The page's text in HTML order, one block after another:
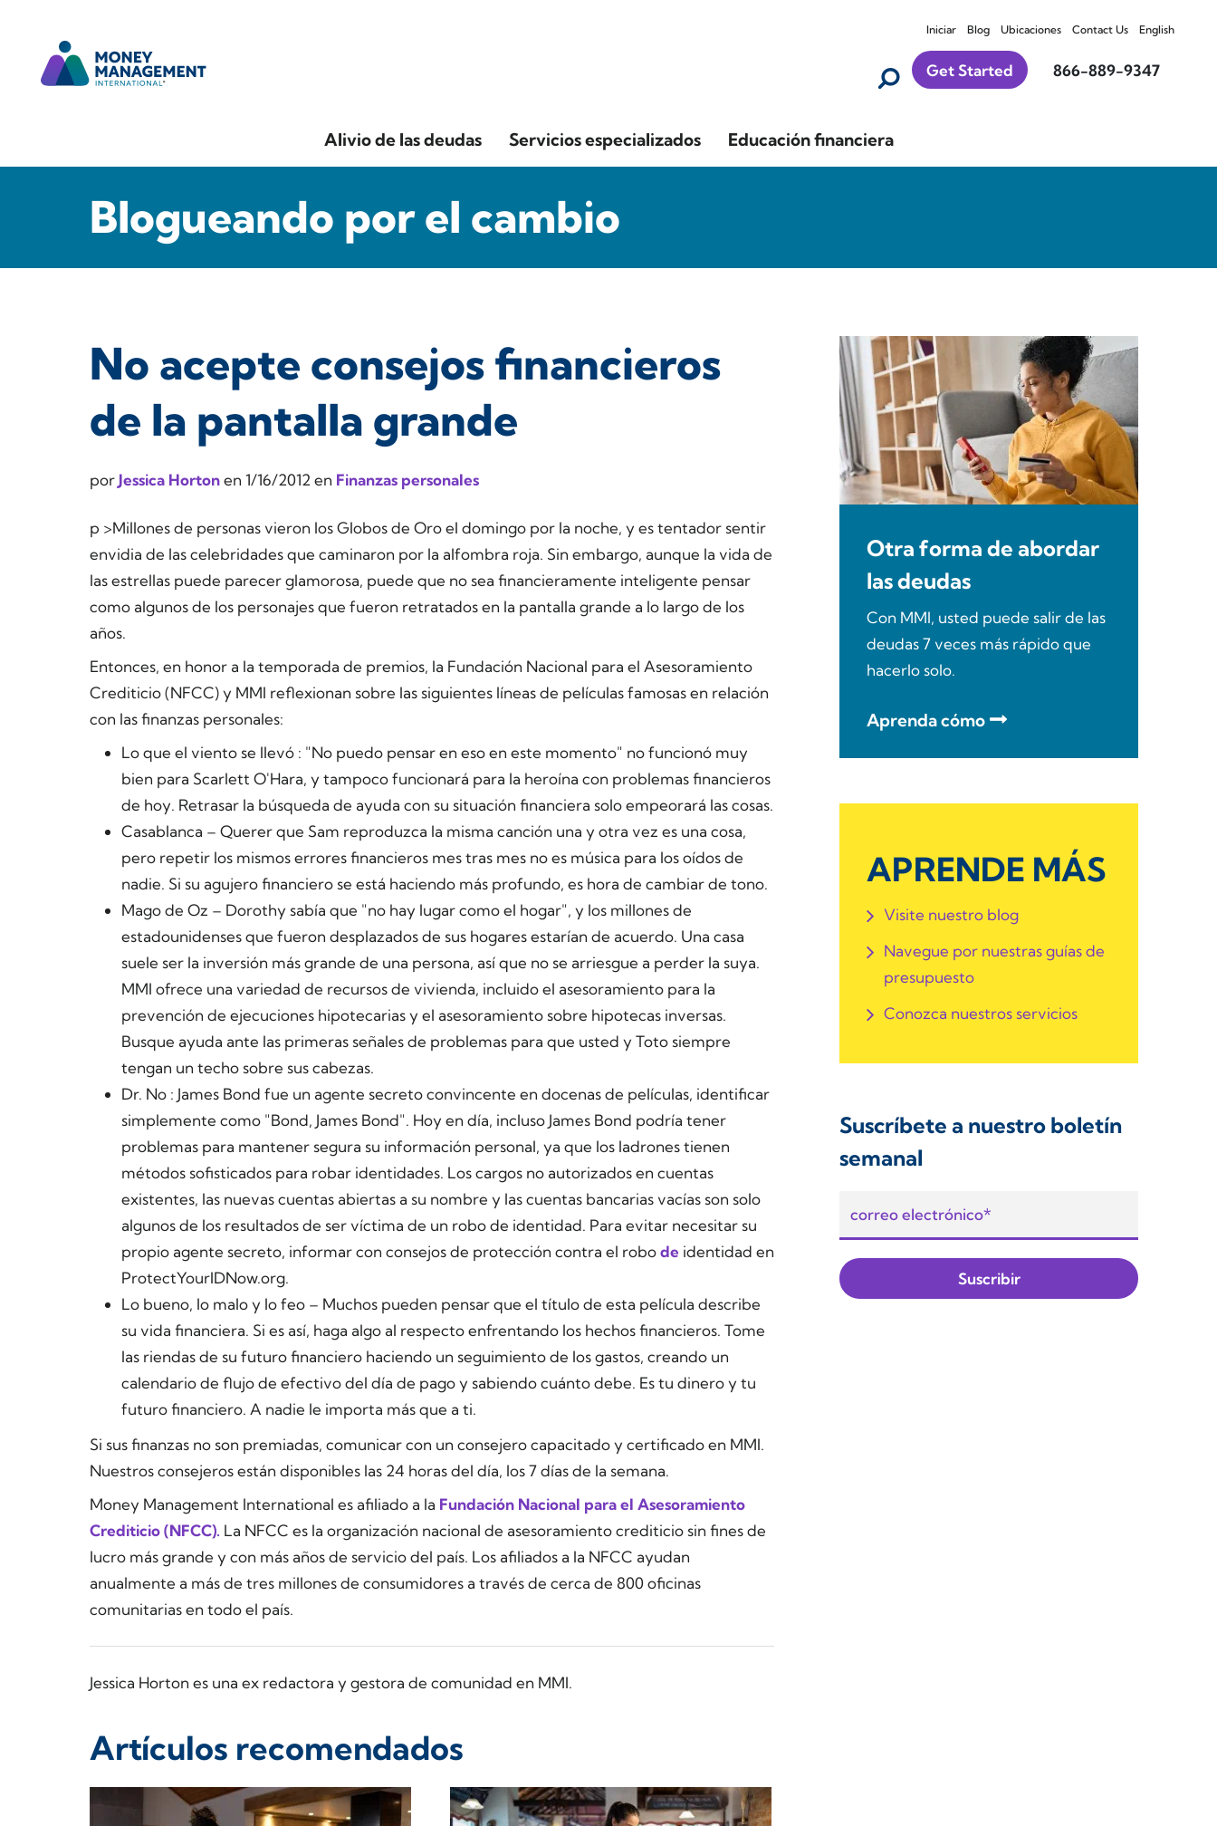
Iniciar Blog Ubicaciones Contact Us English
Get Started 866-889-9347
Alivio de las deudas Servicios especializados Educación financiera
Blogueando por el cambio
No acepte consejos financieros
de la pantalla grande
porJessica Hortonen 1/16/2012 en Finanzas personales
p >Millones de personas vieron los Globos de Oro el domingo por la noche, y es tentador sentir
envidia de las celebridades que caminaron por la alfombra roja. Sin embargo, aunque la vida de
las estrellas puede parecer glamorosa, puede que no sea financieramente inteligente pensar
como algunos de los personajes que fueron retratados en la pantalla grande a lo largo de los
años.
Entonces, en honor a la temporada de premios, la Fundación Nacional para el Asesoramiento
Crediticio (NFCC) y MMI reflexionan sobre las siguientes líneas de películas famosas en relación
con las finanzas personales:
Lo que el viento se llevó : "No puedo pensar en eso en este momento" no funcionó muy
bien para Scarlett O'Hara, y tampoco funcionará para la heroína con problemas financieros
de hoy. Retrasar la búsqueda de ayuda con su situación financiera solo empeorará las cosas.
Casablanca – Querer que Sam reproduzca la misma canción una y otra vez es una cosa,
pero repetir los mismos errores financieros mes tras mes no es música para los oídos de
nadie. Si su agujero financiero se está haciendo más profundo, es hora de cambiar de tono.
Mago de Oz – Dorothy sabía que "no hay lugar como el hogar", y los millones de
estadounidenses que fueron desplazados de sus hogares estarían de acuerdo. Una casa
suele ser la inversión más grande de una persona, así que no se arriesgue a perder la suya.
MMI ofrece una variedad de recursos de vivienda, incluido el asesoramiento para la
prevención de ejecuciones hipotecarias y el asesoramiento sobre hipotecas inversas.
Busque ayuda ante las primeras señales de problemas para que usted y Toto siempre
tengan un techo sobre sus cabezas.
Dr. No : James Bond fue un agente secreto convincente en docenas de películas, identificar
simplemente como "Bond, James Bond". Hoy en día, incluso James Bond podría tener
problemas para mantener segura su información personal, ya que los ladrones tienen
métodos sofisticados para robar identidades. Los cargos no autorizados en cuentas
existentes, las nuevas cuentas abiertas a su nombre y las cuentas bancarias vacías son solo
algunos de los resultados de ser víctima de un robo de identidad. Para evitar necesitar su
propio agente secreto, informar con consejos de protección contra el robode identidad en
ProtectYourIDNow.org.
Lo bueno, lo malo y lo feo – Muchos pueden pensar que el título de esta película describe
su vida financiera. Si es así, haga algo al respecto enfrentando los hechos financieros. Tome
las riendas de su futuro financiero haciendo un seguimiento de los gastos, creando un
calendario de flujo de efectivo del día de pago y sabiendo cuánto debe. Es tu dinero y tu
futuro financiero. A nadie le importa más que a ti.
Si sus finanzas no son premiadas, comunicar con un consejero capacitado y certificado en MMI.
Nuestros consejeros están disponibles las 24 horas del día, los 7 días de la semana.
Money Management International es afiliado a la Fundación Nacional para el Asesoramiento
Crediticio (NFCC). La NFCC es la organización nacional de asesoramiento crediticio sin fines de
lucro más grande y con más años de servicio del país. Los afiliados a la NFCC ayudan
anualmente a más de tres millones de consumidores a través de cerca de 800 oficinas
comunitarias en todo el país.
Jessica Horton es una ex redactora y gestora de comunidad en MMI.
Artículos recomendados
Otra forma de abordar
las deudas
Con MMI, usted puede salir de las
deudas 7 veces más rápido que
hacerlo solo.
Aprenda cómo
APRENDE MÁS
Visite nuestro blog
Navegue por nuestras guías de
presupuesto
Conozca nuestros servicios
Suscríbete a nuestro boletín
semanal